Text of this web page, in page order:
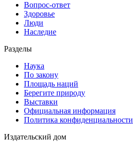
Вопрос-ответ
Здоровье
Люди
Наследие
Разделы
Наука
По закону
Площадь наций
Берегите природу
Выставки
Официальная информация
Политика конфиденциальности
Издательский дом